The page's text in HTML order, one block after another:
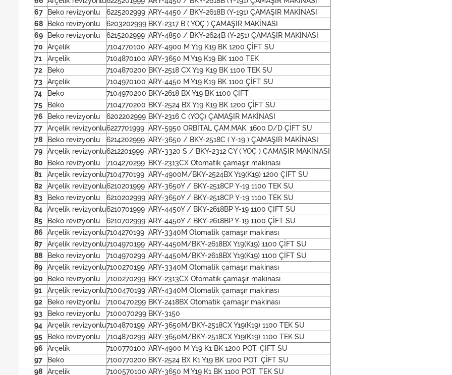
67
Beko revizyonlu 6225202999 ARY-4450 / BKY-2618B (Y-191) ÇAMAŞIR MAKİNASI
68
Beko revizyonlu 6203202999 BKY-2317 B ( YOÇ ) ÇAMAŞIR MAKİNASI
69
Beko revizyonlu 6215202999 ARY-4850 / BKY-2624B (Y-251) ÇAMAŞIR MAKİNASI
70
Arçelik 7104770100 ARY-4900 M Y19 K19 BK 1200 ÇİFT SU
71
Arçelik 7104870100 ARY-3650 M Y19 K19 BK 1100 TEK
72
Beko 7104870200 BKY-2518 CX Y19 K19 BK 1100 TEK SU
73
Arçelik 7104970100 ARY-4450 M Y19 K19 BK 1100 ÇİFT SU
74
Beko 7104970200 BKY-2618 BX Y19 BK 1100 ÇİFT
75
Beko 7104770200 BKY-2524 BX Y19 K19 BK 1200 ÇİFT SU
76
Beko revizyonlu 6202202999 BKY-2316 C (YOÇ) ÇAMAŞIR MAKİNASI
77
Arçelik revizyonlu6227701999 ARY-5950 ORBİTAL ÇAM.MAK. 1600 D/D ÇİFT SU
78
Beko revizyonlu 6214202999 ARY-3650 / BKY-2518C ( Y-19 ) ÇAMAŞIR MAKİNASI
79
Arçelik revizyonlu6212201999 ARY-3320 S / BKY-2312 CY ( YOÇ ) ÇAMAŞIR MAKİNASI
80
Beko revizyonlu 7104270299 BKY-2313CX Otomatik çamaşır makinası
81
Arçelik revizyonlu7104770199 ARY-4900M/BKY-2524BX Y19(K19) 1200 ÇİFT SU
82
Arçelik revizyonlu6210201999 ARY-3650Y / BKY-2518CP Y-19 1100 TEK SU
83
Beko revizyonlu 6210202999 ARY-3650Y / BKY-2518CP Y-19 1100 TEK SU
84
Arçelik revizyonlu6210701999 ARY-4450Y / BKY-2618BP Y-19 1100 ÇİFT SU
85
Beko revizyonlu 6210702999 ARY-4450Y / BKY-2618BP Y-19 1100 ÇİFT SU
86
Arçelik revizyonlu7104270199 ARY-3340M Otomatik çamaşır makinası
87
Arçelik revizyonlu7104970199 ARY-4450M/BKY-2618BX Y19(K19) 1100 ÇİFT SU
88
Beko revizyonlu 7104970299 ARY-4450M/BKY-2618BX Y19(K19) 1100 ÇİFT SU
89
Arçelik revizyonlu7100270199 ARY-3340M Otomatik çamaşır makinası
90
Beko revizyonlu 7100270299 BKY-2313CX Otomatik çamaşır makinası
91
Arçelik revizyonlu7100470199 ARY-4340M Otomatik çamaşır makinası
92
Beko revizyonlu 7100470299 BKY-2418BX Otomatik çamaşır makinası
93
Beko revizyonlu 7100070299 BKY-3150
94
Arçelik revizyonlu7104870199 ARY-3650M/BKY-2518CX Y19(K19) 1100 TEK SU
95
Beko revizyonlu 7104870299 ARY-3650M/BKY-2518CX Y19(K19) 1100 TEK SU
96
Arçelik 7100770100 ARY-4900 M Y19 K1 BK 1200 POT. ÇİFT SU
97
Beko 7100770200 BKY-2524 BX K1 Y19 BK 1200 POT. ÇİFT SU
98
Arçelik 7100570100 ARY-3650 M Y19 K1 BK 1100 POT. TEK SU